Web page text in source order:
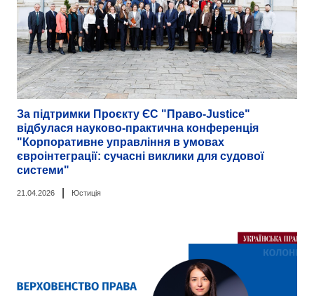
За підтримки Проєкту ЄС "Право-Justice"
відбулася науково-практична конференція
"Корпоративне управління в умовах
євроінтеграції: сучасні виклики для судової
системи"
21.04.2026 Юстиція